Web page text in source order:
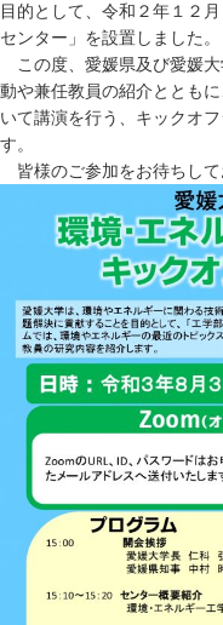
目的として、令和２年１２
センター」を設置しました。
この度、愛媛県及び愛媛
動や兼任教員の紹介ととも
いて講演を行う、キックオ
す。
皆様のご参加をお待ちして